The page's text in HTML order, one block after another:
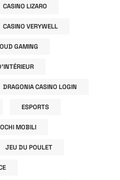
CASINO LIZARO
CASINO VERYWELL
GAMING
DRAGONIA CASINO LOGIN
ESPORTS
MOBILI
JEU DU POULET